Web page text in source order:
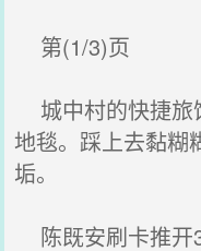
第(1/3)页
城中村的快捷旅
地毯。踩上去黏糊
垢。
陈既安刷卡推开